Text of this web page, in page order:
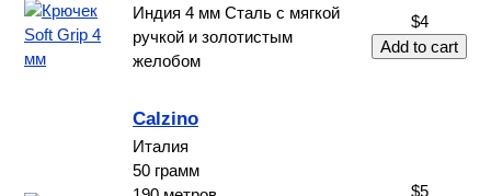
Индия 4 мм Сталь с мягкой
ручкой и золотистым
желобом
$4
Calzino
Италия
50 грамм
$5